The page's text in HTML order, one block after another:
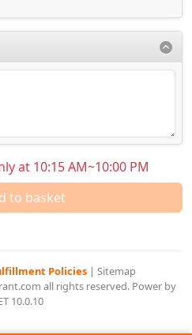
at 10:15 AM~10:00 PM
to basket
Policies | Sitemap
all rights reserved. Power by
10.0.10